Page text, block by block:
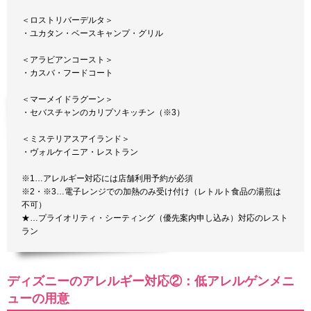
＜ロストリバーデルタ＞
・ユカタン・ベースキャンプ・グリル
＜アラビアンコースト＞
・カスバ・フードコート
＜マーメイドラグーン＞
・セバスチャンのカリプソキッチン（※3）
＜ミステリアスアイランド＞
・ヴォルケイニア・レストラン
※1…アレルギー対応には店舗利用予約が必須
※2・※3…電子レンジでの加熱のみ受け付け（レトルト食品の湯煎は
不可）
★…プライオリティ・シーティング（優先案内申し込み）対応のレスト
ラン
ディズニーのアレルギー対応②：低アレルゲンメニ
ューの用意